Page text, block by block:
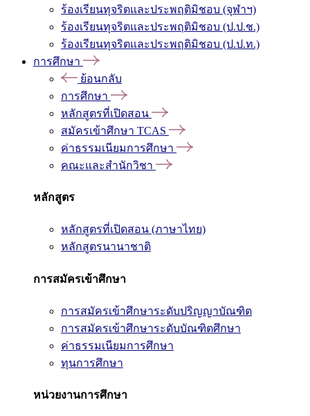
ร้องเรียนทุจริตและประพฤติมิชอบ (จุฬาฯ)
ร้องเรียนทุจริตและประพฤติมิชอบ (ป.ป.ช.)
ร้องเรียนทุจริตและประพฤติมิชอบ (ป.ป.ท.)
การศึกษา
ย้อนกลับ
การศึกษา
หลักสูตรที่เปิดสอน
สมัครเข้าศึกษา TCAS
ค่าธรรมเนียมการศึกษา
คณะและสำนักวิชา
หลักสูตร
หลักสูตรที่เปิดสอน (ภาษาไทย)
หลักสูตรนานาชาติ
การสมัครเข้าศึกษา
การสมัครเข้าศึกษาระดับปริญญาบัณฑิต
การสมัครเข้าศึกษาระดับบัณฑิตศึกษา
ค่าธรรมเนียมการศึกษา
ทุนการศึกษา
หน่วยงานการศึกษา